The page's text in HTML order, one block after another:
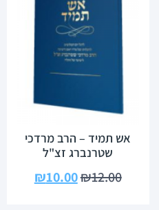
אש תמיד – הרב מרדכי
שטרנברג זצ"ל
₪12.00
₪10.00